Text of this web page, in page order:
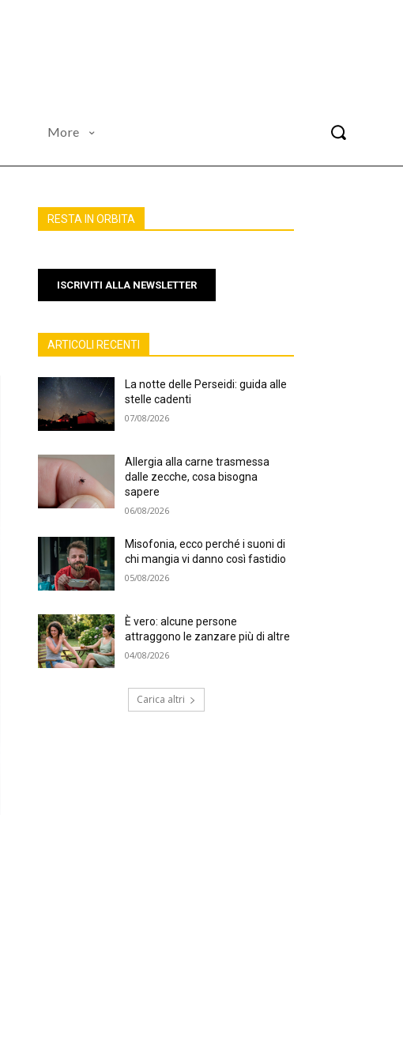
More
RESTA IN ORBITA
ISCRIVITI ALLA NEWSLETTER
ARTICOLI RECENTI
La notte delle Perseidi: guida alle
stelle cadenti
07/08/2026
Allergia alla carne trasmessa
dalle zecche, cosa bisogna
sapere
06/08/2026
Misofonia, ecco perché i suoni di
chi mangia vi danno così fastidio
05/08/2026
È vero: alcune persone
attraggono le zanzare più di altre
04/08/2026
Carica altri